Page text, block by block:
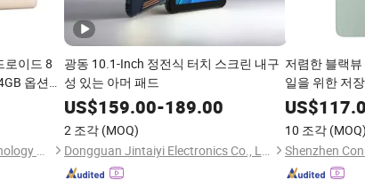
로이드 8
옵션
Shenzhen Sy Smartlink Technology Co., Ltd.
광동 10.1-Inch 정전식 터치 스크린 내구
성 있는 아머 패드
US$159.00-189.00
2 조각 (MOQ)
Dongguan Jintaiyi Electronics Co., Ltd.
저렴한 블랙
일을 위한 저
US$
10 조각 (MOQ)